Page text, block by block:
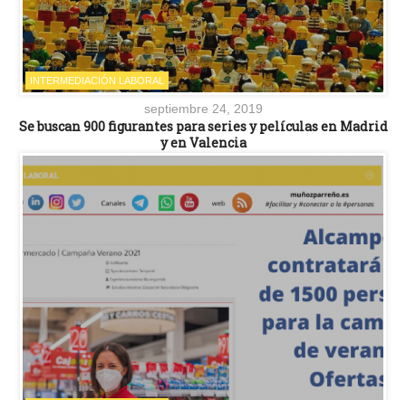
INTERMEDIACIÓN LABORAL
septiembre 24, 2019
Se buscan 900 figurantes para series y películas en Madrid
y en Valencia